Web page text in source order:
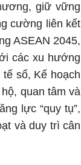
giữ vững
cường liên kết
ASEAN 2045,
các xu hướng
số, Kế hoạch
quan tâm và
lực “quy tụ”,
và duy trì cân